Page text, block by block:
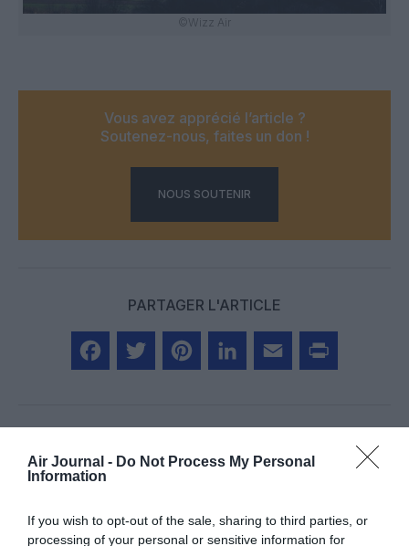
Air Journal - Do Not Process My Personal
Information
If you wish to opt-out of the sale, sharing to third parties, or
processing of your personal or sensitive information for
©Wizz Air
Vous avez apprécié l’article ?
Soutenez-nous, faites un don !
NOUS SOUTENIR
PARTAGER L'ARTICLE
COMMENTAIRE(S)
grosjakoa commenté :
14 mai 2026 - 12 h 47 min